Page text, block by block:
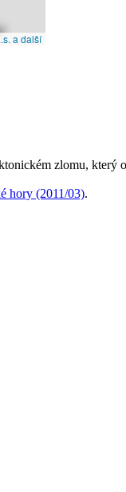
a další
zlomu, který
hory (2011/03).